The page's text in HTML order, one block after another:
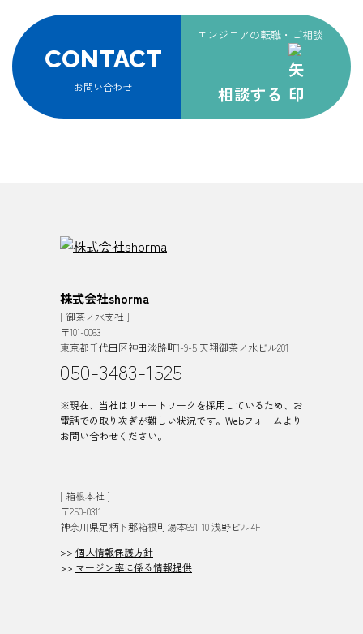
CONTACT
お問い合わせ
エンジニアの転職・ご相談
相談する
株式会社shorma
[ 御茶ノ水支社 ]
〒101-0063
東京都千代田区神田淡路町1-9-5 天翔御茶ノ水ビル201
050-3483-1525
※現在、当社はリモートワークを採用しているため、お
電話での取り次ぎが難しい状況です。Webフォームより
お問い合わせください。
[ 箱根本社 ]
〒250-0311
神奈川県足柄下郡箱根町湯本691-10 浅野ビル4F
>> 個人情報保護方針
>> マージン率に係る情報提供